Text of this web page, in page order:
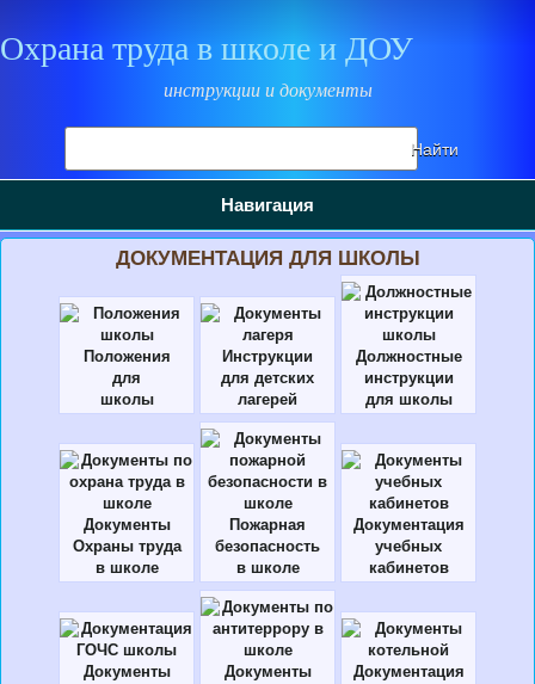
Охрана труда в школе и ДОУ
инструкции и документы
Навигация
ДОКУМЕНТАЦИЯ ДЛЯ ШКОЛЫ
Положения
для
школы
Инструкции
для детских
лагерей
Должностные
инструкции
для школы
Документы
Охраны труда
в школе
Пожарная
безопасность
в школе
Документация
учебных
кабинетов
Документы
Документы
Документация